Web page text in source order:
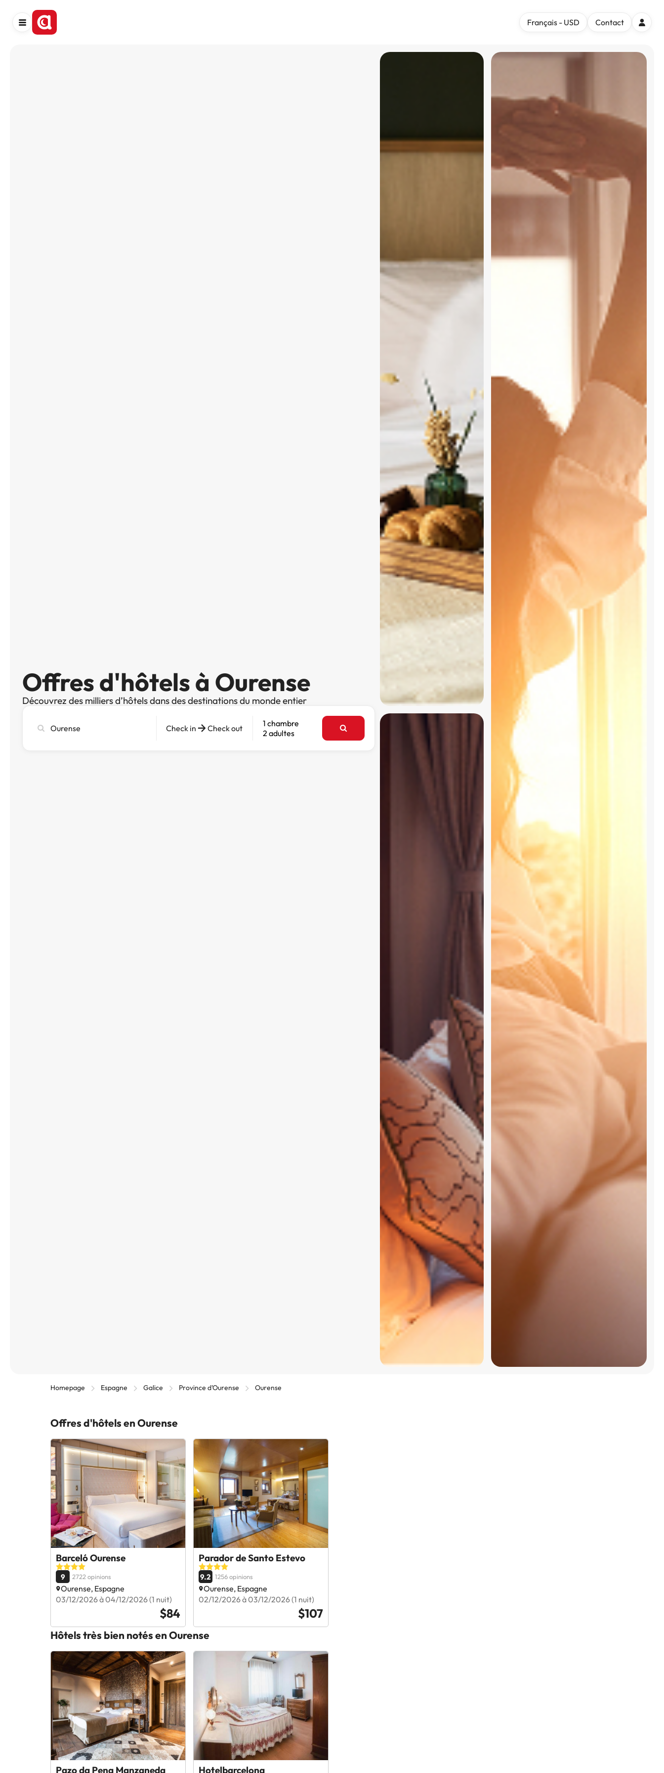
Français - USD Contact
Offres d'hôtels à Ourense
Découvrez des milliers d’hôtels dans des destinations du monde entier
une
Check in Check out
1 chambre
2 adultes
Homepage Espagne Galice Province d'Ourense Ourense
Offres d'hôtels en Ourense
Barceló Ourense
9 2722 opinions
Ourense, Espagne
03/12/2026 à 04/12/2026 (1 nuit)
$84
Parador de Santo Estevo
9.2 1256 opinions
Ourense, Espagne
02/12/2026 à 03/12/2026 (1 nuit)
$107
Hôtels très bien notés en Ourense
Pazo da Pena Manzaneda Hotelbarcelona